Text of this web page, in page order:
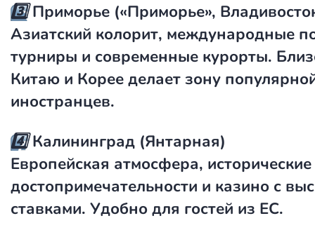
3️⃣Приморье («Приморье»,
Азиатский колорит, международные
турниры и современные курорты.
Китаю и Корее делает зону
иностранцев.
4️⃣Калининград (Янтарная)
Европейская атмосфера, исторические
достопримечательности и казино с
ставками. Удобно для гостей из ЕС.